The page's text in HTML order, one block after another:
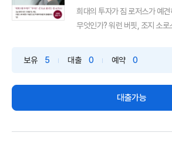
희대의 투자가 짐 로저스가 예
무엇인가? 워런 버핏, 조지
보유 5 대출 0 예약 0
대출가능